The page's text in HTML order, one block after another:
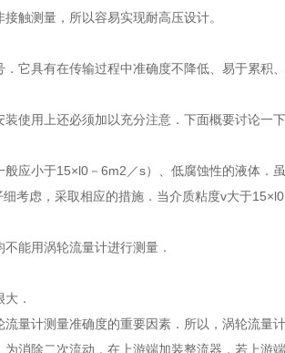
测量，所以容易实现耐高压设计。
具有在传输过程中准确度不降低、易于累积
装使用上还必须加以充分注意．下面概要讨论一
般应小于15×l0－6m2／s）、低腐蚀性的液体
仔细考虑，采取相应的措施．当介质粘度v大于
不能用涡轮流量计进行测量．
．
测量准确度的重要因素．所以，涡轮流量计
除二次流动，在上游端加装整流器．若上游端